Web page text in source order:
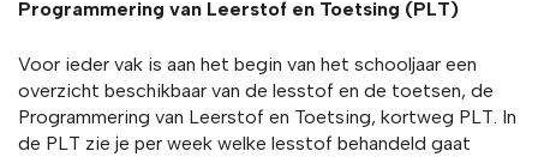
Programmering van Leerstof en Toetsing (PLT)
Voor ieder vak is aan het begin van het schooljaar een
overzicht beschikbaar van de lesstof en de toetsen, de
Programmering van Leerstof en Toetsing, kortweg PLT. In
de PLT zie je per week welke lesstof behandeld gaat